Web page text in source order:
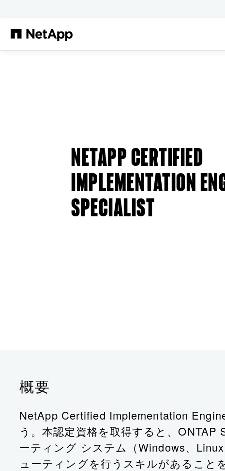
NETAPP CERTIFIED
IMPLEMENTATION
SPECIALIST
概要
NetApp Certified Implementation
う。本認定資格を取得すると、
ーティング システム（Windows、
ューティングを行うスキルがあること